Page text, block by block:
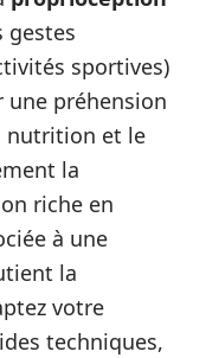
gestes
sportives)
préhension
nutrition et le
la
riche en
à une
la
votre
techniques,